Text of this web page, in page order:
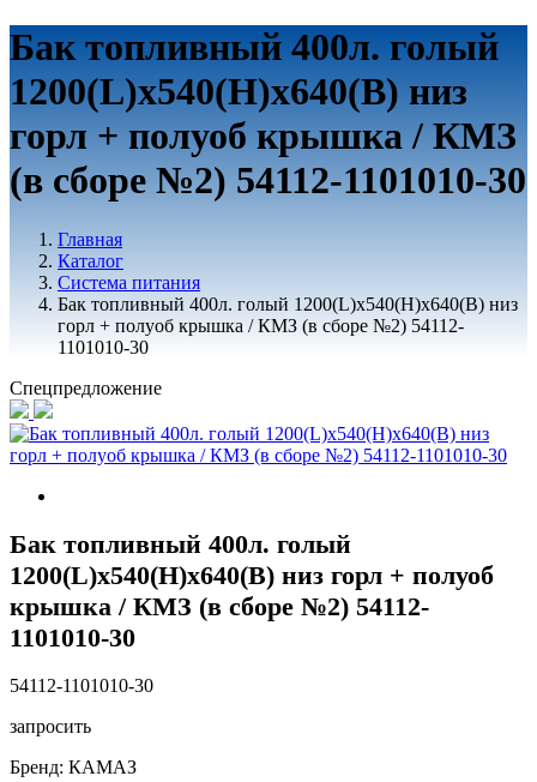
Бак топливный 400л. голый
1200(L)х540(H)х640(B) низ
горл + полуоб крышка / КМЗ
(в сборе №2) 54112-1101010-30
Главная
Каталог
Система питания
Бак топливный 400л. голый 1200(L)х540(H)х640(B) низ
горл + полуоб крышка / КМЗ (в сборе №2) 54112-
1101010-30
Спецпредложение
Бак топливный 400л. голый
1200(L)х540(H)х640(B) низ горл + полуоб
крышка / КМЗ (в сборе №2) 54112-
1101010-30
54112-1101010-30
запросить
Бренд: КАМАЗ